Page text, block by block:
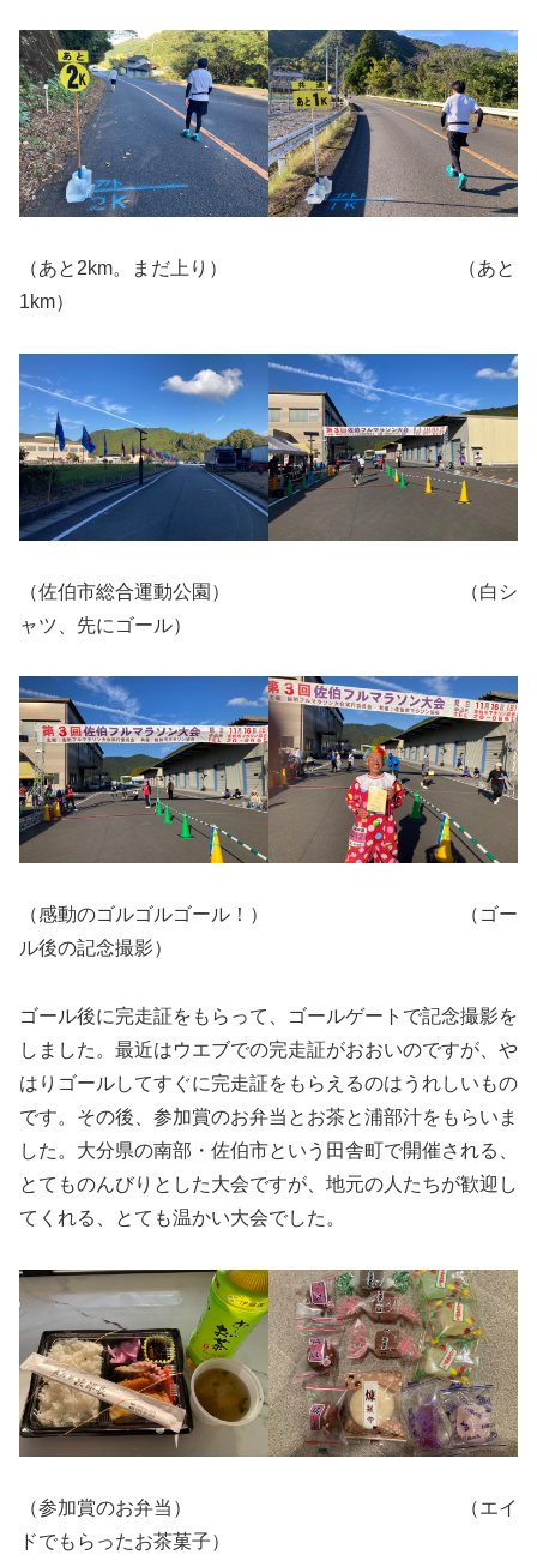
（あと2km。まだ上り） （あと
1km）
（佐伯市総合運動公園） （白シ
ャツ、先にゴール）
（感動のゴルゴルゴール！） （ゴー
ル後の記念撮影）
ゴール後に完走証をもらって、ゴールゲートで記念撮影を
しました。最近はウエブでの完走証がおおいのですが、や
はりゴールしてすぐに完走証をもらえるのはうれしいもの
です。その後、参加賞のお弁当とお茶と浦部汁をもらいま
した。大分県の南部・佐伯市という田舎町で開催される、
とてものんびりとした大会ですが、地元の人たちが歓迎し
てくれる、とても温かい大会でした。
（参加賞のお弁当） （エイ
ドでもらったお茶菓子）